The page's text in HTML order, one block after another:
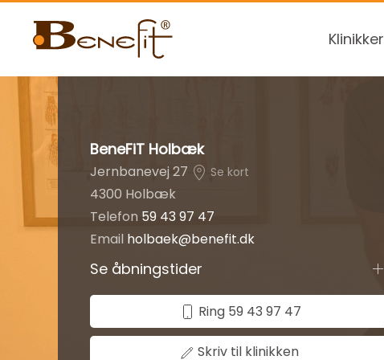
Klinikker
BeneFiT Holbæk
Jernbanevej 27 Se kort
4300 Holbæk
Telefon 59 43 97 47
Email holbaek@benefit.dk
Se åbningstider
Ring 59 43 97 47
Skriv til klinikken